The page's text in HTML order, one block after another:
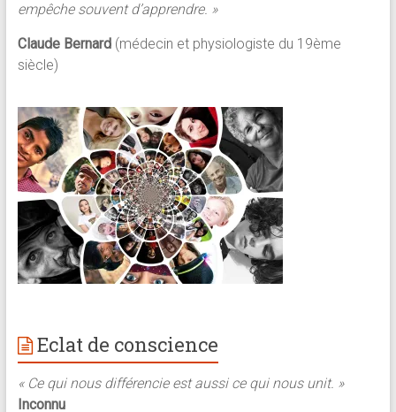
empêche souvent d’apprendre. »
Claude Bernard (médecin et physiologiste du 19ème
siècle)
Eclat de conscience
« Ce qui nous différencie est aussi ce qui nous unit. »
Inconnu